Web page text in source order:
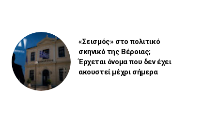
«Σεισμός» στο πολιτικό
σκηνικό της Βέροιας;
Έρχεται όνομα που δεν έχει
ακουστεί μέχρι σήμερα